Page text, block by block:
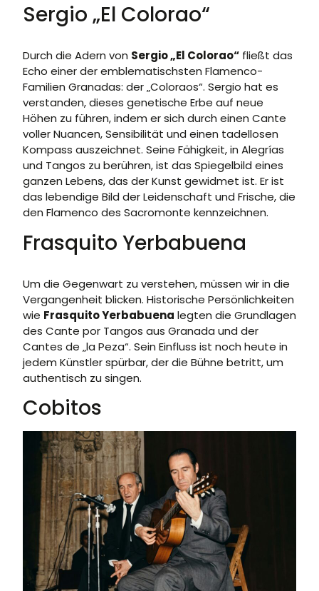
Sergio „El Colorao“
Durch die Adern von Sergio „El Colorao“ fließt das
Echo einer der emblematischsten Flamenco-
Familien Granadas: der „Coloraos“. Sergio hat es
verstanden, dieses genetische Erbe auf neue
Höhen zu führen, indem er sich durch einen Cante
voller Nuancen, Sensibilität und einen tadellosen
Kompass auszeichnet. Seine Fähigkeit, in Alegrías
und Tangos zu berühren, ist das Spiegelbild eines
ganzen Lebens, das der Kunst gewidmet ist. Er ist
das lebendige Bild der Leidenschaft und Frische, die
den Flamenco des Sacromonte kennzeichnen.
Frasquito Yerbabuena
Um die Gegenwart zu verstehen, müssen wir in die
Vergangenheit blicken. Historische Persönlichkeiten
wie Frasquito Yerbabuena legten die Grundlagen
des Cante por Tangos aus Granada und der
Cantes de „la Peza“. Sein Einfluss ist noch heute in
jedem Künstler spürbar, der die Bühne betritt, um
authentisch zu singen.
Cobitos